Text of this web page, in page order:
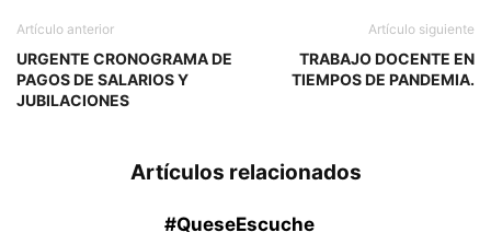
Artículo anterior
URGENTE CRONOGRAMA DE
PAGOS DE SALARIOS Y
JUBILACIONES
Artículo siguiente
TRABAJO DOCENTE EN
TIEMPOS DE PANDEMIA.
Artículos relacionados
#QueseEscuche